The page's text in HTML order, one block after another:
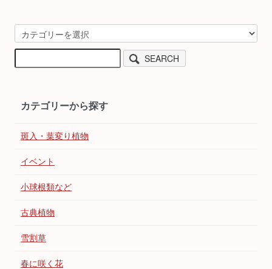
SEARCH
カテゴリーから探す
斑入・葉変り植物
イベント
小球根類など
古典植物
雪割草
春に咲く花